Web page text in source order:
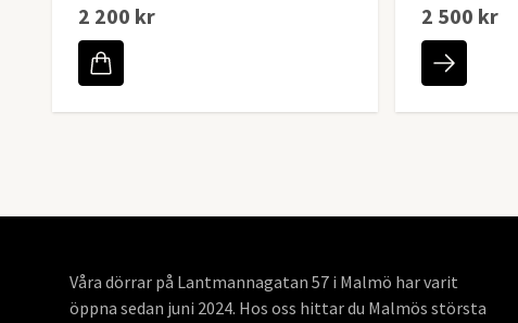
2 200 kr 2 500 kr
Våra dörrar på Lantmannagatan 57 i Malmö har varit
öppna sedan juni 2024. Hos oss hittar du Malmös största